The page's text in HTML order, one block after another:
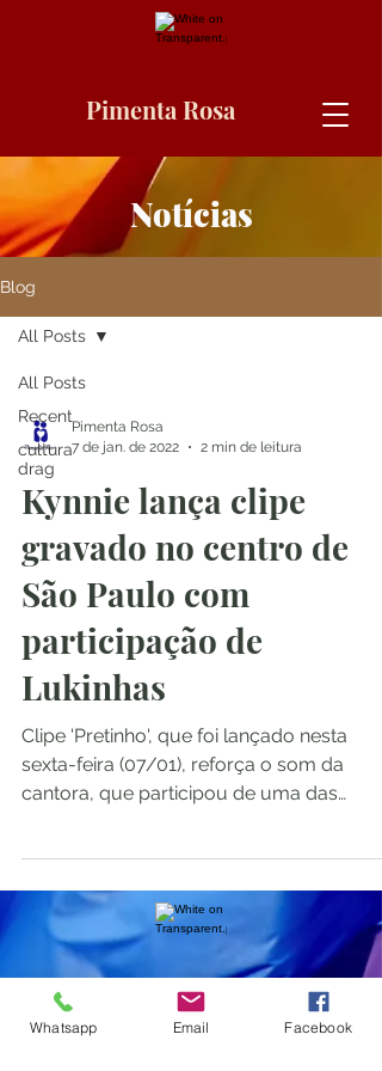
Pimenta Rosa
Notícias
Blog
All Posts
Recent
cultura
drag
All Posts
Pimenta Rosa
7 de jan. de 2022
2 min de leitura
Kynnie lança clipe
gravado no centro de
São Paulo com
participação de
Lukinhas
Clipe 'Pretinho', que foi lançado nesta
sexta-feira (07/01), reforça o som da
cantora, que participou de uma das
Pimenta Rosa
Whatsapp Email Facebook